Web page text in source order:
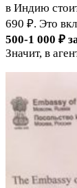
в Индию
690 ₽. Это
500-1 000 ₽
Значит, в